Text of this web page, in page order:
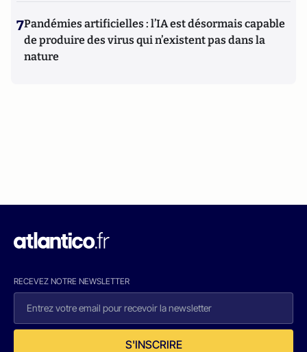
7Pandémies artificielles : l’IA est désormais capable
de produire des virus qui n’existent pas dans la
nature
RECEVEZ NOTRE NEWSLETTER
S'INSCRIRE